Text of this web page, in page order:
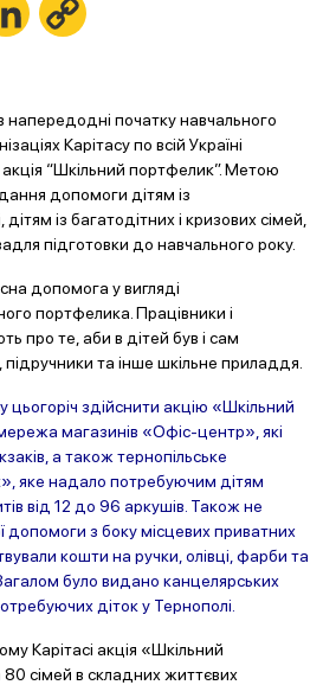
LinkedIn
напередодні початку навчального
Карітасу по всій Україні
акція “Шкільний портфелик”. Метою
допомоги дітям із
із багатодітних і кризових сімей,
підготовки до навчального року.
допомога у вигляді
портфелика. Працівники і
про те, аби в дітей був і сам
та інше шкільне приладдя.
цьогоріч здійснити акцію «Шкільний
магазинів «Офіс-центр», які
а також тернопільське
яке надало потребуючим дітям
від 12 до 96 аркушів. Також не
допомоги з боку місцевих приватних
кошти на ручки, олівці, фарби та
було видано канцелярських
діток у Тернополі.
Карітасі акція «Шкільний
сімей в складних життєвих